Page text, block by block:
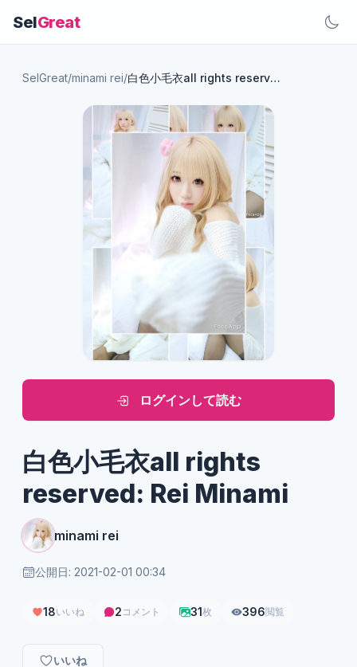
SelGreat
SelGreat/minami rei/ 白色小毛衣all rights reserved: Rei Minami
ログインして読む
白色小毛衣all rights
reserved: Rei Minami
minami rei
公開日: 2021-02-01 00:34
18いいね 2 コメント 31枚 396閲覧
いいね